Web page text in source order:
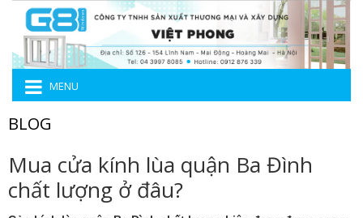
MENU
BLOG
Mua cửa kính lùa quận Ba Đình
chất lượng ở đâu?